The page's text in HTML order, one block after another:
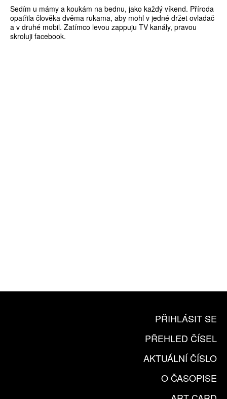
Sedím u mámy a koukám na bednu, jako každý víkend. Příroda
opatřila člověka dvěma rukama, aby mohl v jedné držet ovladač
a v druhé mobil. Zatímco levou zappuju TV kanály, pravou
skroluji facebook.
PŘIHLÁSIT SE
PŘEHLED ČÍSEL
AKTUÁLNÍ ČÍSLO
O ČASOPISE